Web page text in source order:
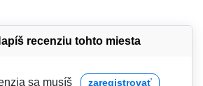
recenziu tohto miesta
sa musíš zaregistrovať